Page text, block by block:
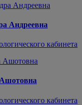
Андреевна
кабинета
кабинета